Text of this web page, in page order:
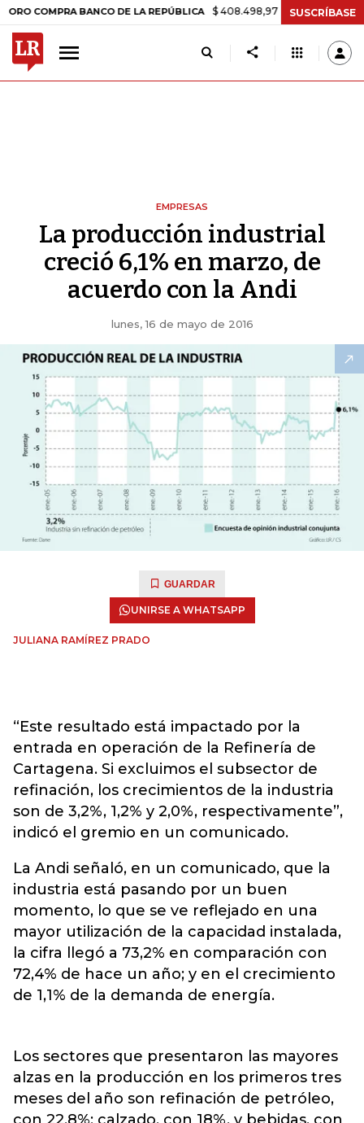
BANCO DE LA REPÚBLICA $ 408.498,97 +$ 8.753,81 +2,19%
SUSCRÍBASE
EMPRESAS
La producción industrial
creció 6,1% en marzo, de
acuerdo con la Andi
lunes, 16 de mayo de 2016
GUARDAR
UNIRSE A WHATSAPP
JULIANA RAMÍREZ PRADO
“Este resultado está impactado por la
entrada en operación de la Refinería de
Cartagena. Si excluimos el subsector de
refinación, los crecimientos de la industria
son de 3,2%, 1,2% y 2,0%, respectivamente”,
indicó el gremio en un comunicado.
La Andi señaló, en un comunicado, que la
industria está pasando por un buen
momento, lo que se ve reflejado en una
mayor utilización de la capacidad instalada,
la cifra llegó a 73,2% en comparación con
72,4% de hace un año; y en el crecimiento
de 1,1% de la demanda de energía.
Los sectores que presentaron las mayores
alzas en la producción en los primeros tres
meses del año son refinación de petróleo,